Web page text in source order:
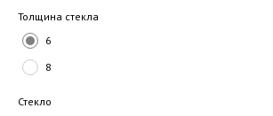
Толщина стекла
6
8
Стекло